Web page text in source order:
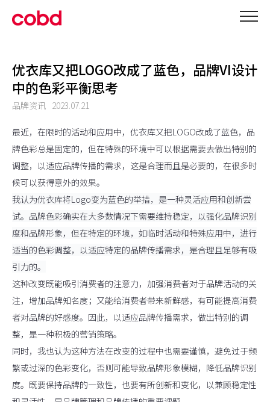
优衣库又把LOGO改成了蓝色，品牌VI设计
中的色彩平衡思考
品牌资讯 2023.07.21
最近，在限时的活动和应用中，优衣库又把LOGO改成了蓝色，品
牌色彩总是固定的，但在特殊的环境中可以根据需要去做出特别的
调整，以适应品牌传播的需求，这是合理而且是必要的，在很多时
候可以获得意外的效果。
我认为优衣库将Logo变为蓝色的举措，是一种灵活应用和创新尝
试。品牌色彩确实在大多数情况下需要维持稳定，以强化品牌识别
度和品牌形象，但在特定的环境，如临时活动和特殊应用中，进行
适当的色彩调整，以适应特定的品牌传播需求，是合理且足够有吸
引力的。
这种改变既能吸引消费者的注意力，加强消费者对于品牌活动的关
注，增加品牌知名度；又能给消费者带来新鲜感，有可能提高消费
者对品牌的好感度。因此，以适应品牌传播需求，做出特别的调
整，是一种积极的营销策略。
同时，我也认为这种方法在改变的过程中也需要谨慎，避免过于频
繁或过深的色彩变化，否则可能导致品牌形象模糊，降低品牌识别
度。既要保持品牌的一致性，也要有所创新和变化，以兼顾稳定性